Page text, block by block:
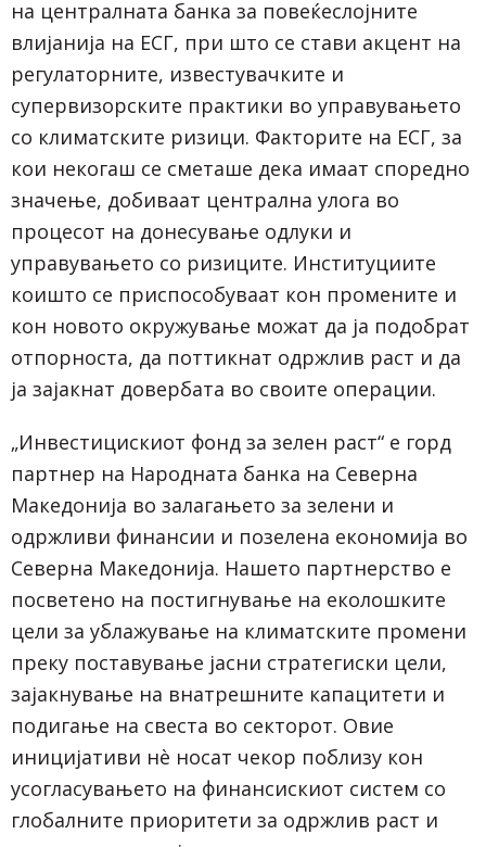
на централната банка за повеќеслојните
влијанија на ЕСГ, при што се стави акцент на
регулаторните, известувачките и
супервизорските практики во управувањето
со климатските ризици. Факторите на ЕСГ, за
кои некогаш се сметаше дека имаат споредно
значење, добиваат централна улога во
процесот на донесување одлуки и
управувањето со ризиците. Институциите
коишто се приспособуваат кон промените и
кон новото окружување можат да ја подобрат
отпорноста, да поттикнат одржлив раст и да
ја зајакнат довербата во своите операции.
„Инвестицискиот фонд за зелен раст“ е горд
партнер на Народната банка на Северна
Македонија во залагањето за зелени и
одржливи финансии и позелена економија во
Северна Македонија. Нашето партнерство е
посветено на постигнување на еколошките
цели за ублажување на климатските промени
преку поставување јасни стратегиски цели,
зајакнување на внатрешните капацитети и
подигање на свеста во секторот. Овие
иницијативи нè носат чекор поблизу кон
усогласувањето на финансискиот систем со
глобалните приоритети за одржлив раст и